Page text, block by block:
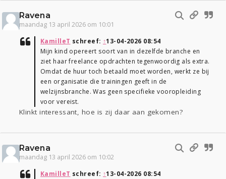
Ravena
maandag 13 april 2026 om 10:01
KamilleT schreef: ↑13-04-2026 08:54
Mijn kind opereert soort van in dezelfde branche en
ziet haar freelance opdrachten tegenwoordig als extra.
Omdat de huur toch betaald moet worden, werkt ze bij
een organisatie die trainingen geeft in de
welzijnsbranche. Was geen specifieke vooropleiding
voor vereist.
Klinkt interessant, hoe is zij daar aan gekomen?
Ravena
maandag 13 april 2026 om 10:02
KamilleT schreef: ↑13-04-2026 08:54